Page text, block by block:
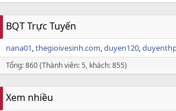
BQT Trực Tuyến
nana01 thegioivesinh.com duyen120
Tổng: 860 (Thành viên: 5, khách: 855)
Xem nhiều